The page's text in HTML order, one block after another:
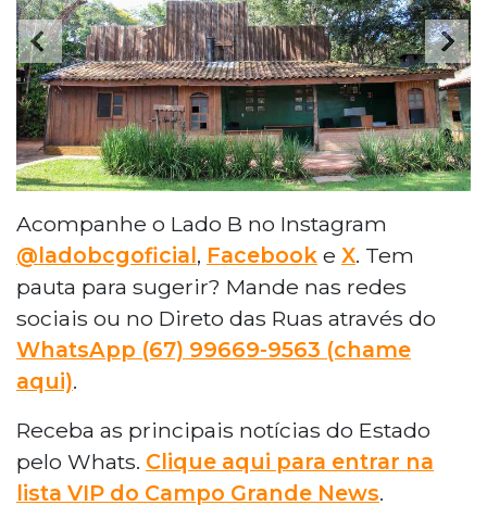
Acompanhe o Lado B no Instagram
@ladobcgoficial, Facebook e X. Tem
pauta para sugerir? Mande nas redes
sociais ou no Direto das Ruas através do
WhatsApp (67) 99669-9563 (chame
aqui).
Receba as principais notícias do Estado
pelo Whats. Clique aqui para entrar na
lista VIP do Campo Grande News.